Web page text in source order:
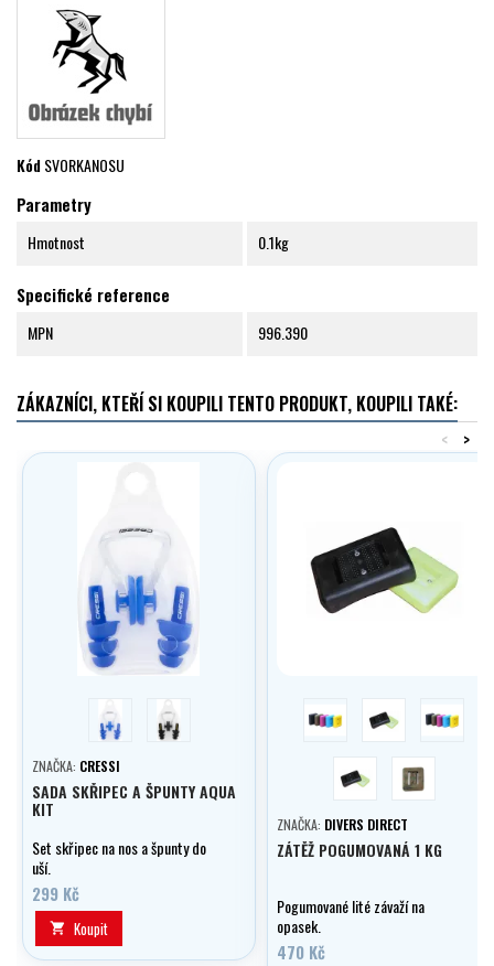
KódSVORKANOSU
Parametry
Hmotnost 0.1kg
Specifické reference
MPN 996.390
ZÁKAZNÍCI, KTEŘÍ SI KOUPILI TENTO PRODUKT, KOUPILI TAKÉ:
>
<
modrá černá
ZNAČKA: CRESSI
SADA SKŘIPEC A ŠPUNTY AQUA
KIT
Set skřipec na nos a špunty do
uší.
299 Kč
 Koupit
žlutá
black camou
ZNAČKA: DIVERS DIRECT
ZÁTĚŽ POGUMOVANÁ 1 KG
Pogumované lité závaží na
opasek.
470 Kč